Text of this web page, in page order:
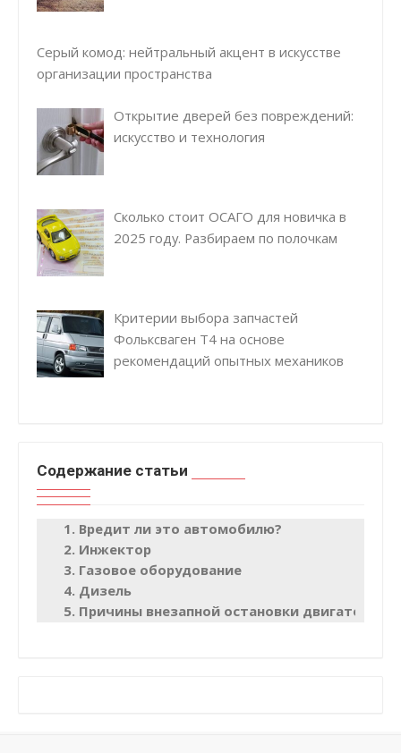
Серый комод: нейтральный акцент в искусстве
организации пространства
Открытие дверей без повреждений:
искусство и технология
Сколько стоит ОСАГО для новичка в
2025 году. Разбираем по полочкам
Критерии выбора запчастей
Фольксваген Т4 на основе
рекомендаций опытных механиков
Содержание статьи
Вредит ли это автомобилю?
Инжектор
Газовое оборудование
Дизель
Причины внезапной остановки двигателя